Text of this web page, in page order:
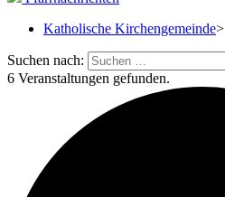
Katholische Kirchengemeinde>
Suchen nach:
6 Veranstaltungen gefunden.